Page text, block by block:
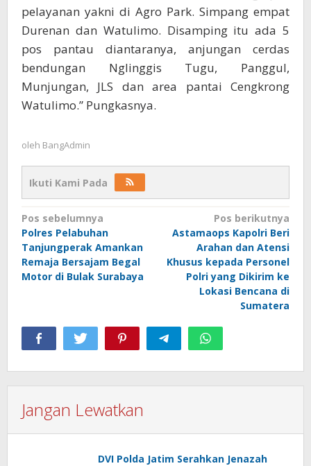
pelayanan yakni di Agro Park. Simpang empat
Durenan dan Watulimo. Disamping itu ada 5
pos pantau diantaranya, anjungan cerdas
bendungan Nglinggis Tugu, Panggul,
Munjungan, JLS dan area pantai Cengkrong
Watulimo.” Pungkasnya.
oleh BangAdmin
Ikuti Kami Pada
Navigasi
pos
Pos sebelumnya
Polres Pelabuhan
Tanjungperak Amankan
Remaja Bersajam Begal
Motor di Bulak Surabaya
Pos berikutnya
Astamaops Kapolri Beri
Arahan dan Atensi
Khusus kepada Personel
Polri yang Dikirim ke
Lokasi Bencana di
Sumatera
Jangan Lewatkan
DVI Polda Jatim Serahkan Jenazah